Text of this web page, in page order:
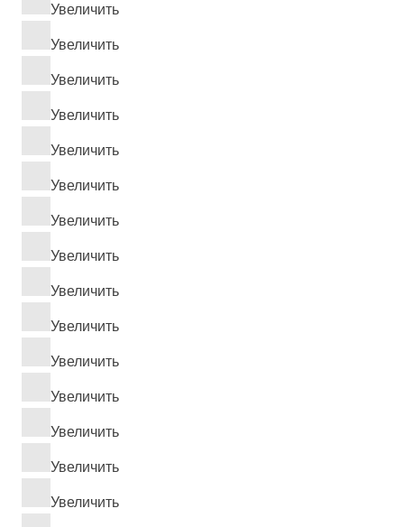
Увеличить
Увеличить
Увеличить
Увеличить
Увеличить
Увеличить
Увеличить
Увеличить
Увеличить
Увеличить
Увеличить
Увеличить
Увеличить
Увеличить
Увеличить